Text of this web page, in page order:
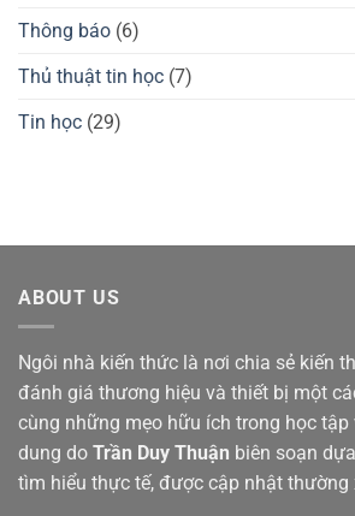
Thông báo (6)
Thủ thuật tin học (7)
Tin học (29)
ABOUT US
Ngôi nhà kiến thức là nơi chia sẻ kiến
đánh giá thương hiệu và thiết bị một
cùng những mẹo hữu ích trong học tập
dung do Trần Duy Thuận biên soạn
tìm hiểu thực tế, được cập nhật thường